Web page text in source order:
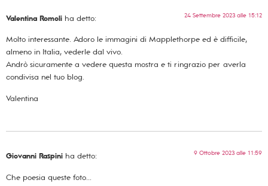
Valentina Romoli ha detto: 24 Settembre 2023 alle 15:12
Molto interessante. Adoro le immagini di Mapplethorpe ed è difficile,
almeno in Italia, vederle dal vivo.
Andrò sicuramente a vedere questa mostra e ti ringrazio per averla
condivisa nel tuo blog.
Valentina
Giovanni Raspini ha detto: 9 Ottobre 2023 alle 11:59
Che poesia queste foto…